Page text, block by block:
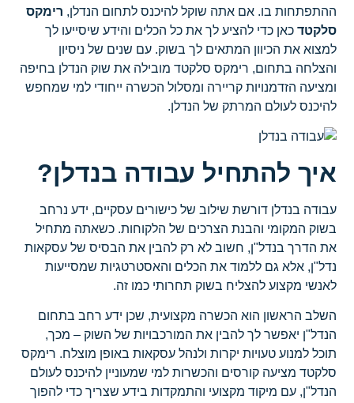
ההתפתחות בו. אם אתה שוקל להיכנס לתחום הנדלן, רימקס
סלקטד כאן כדי להציע לך את כל הכלים והידע שיסייעו לך
למצוא את הכיוון המתאים לך בשוק. עם שנים של ניסיון
והצלחה בתחום, רימקס סלקטד מובילה את שוק הנדלן בחיפה
ומציעה הזדמנויות קריירה ומסלול הכשרה ייחודי למי שמחפש
להיכנס לעולם המרתק של הנדלן.
איך להתחיל עבודה בנדלן?
עבודה בנדלן דורשת שילוב של כישורים עסקיים, ידע נרחב
בשוק המקומי והבנת הצרכים של הלקוחות. כשאתה מתחיל
את הדרך בנדל"ן, חשוב לא רק להבין את הבסיס של עסקאות
נדל"ן, אלא גם ללמוד את הכלים והאסטרטגיות שמסייעות
לאנשי מקצוע להצליח בשוק תחרותי כמו זה.
השלב הראשון הוא הכשרה מקצועית, שכן ידע רחב בתחום
הנדל"ן יאפשר לך להבין את המורכבויות של השוק – מכך,
תוכל למנוע טעויות יקרות ולנהל עסקאות באופן מוצלח. רימקס
סלקטד מציעה קורסים והכשרות למי שמעוניין להיכנס לעולם
הנדל"ן, עם מיקוד מקצועי והתמקדות בידע שצריך כדי להפוך